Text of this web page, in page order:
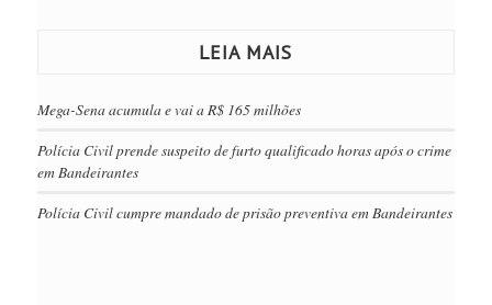
LEIA MAIS
Mega-Sena acumula e vai a R$ 165 milhões
Polícia Civil prende suspeito de furto qualificado horas após o crime
em Bandeirantes
Polícia Civil cumpre mandado de prisão preventiva em Bandeirantes